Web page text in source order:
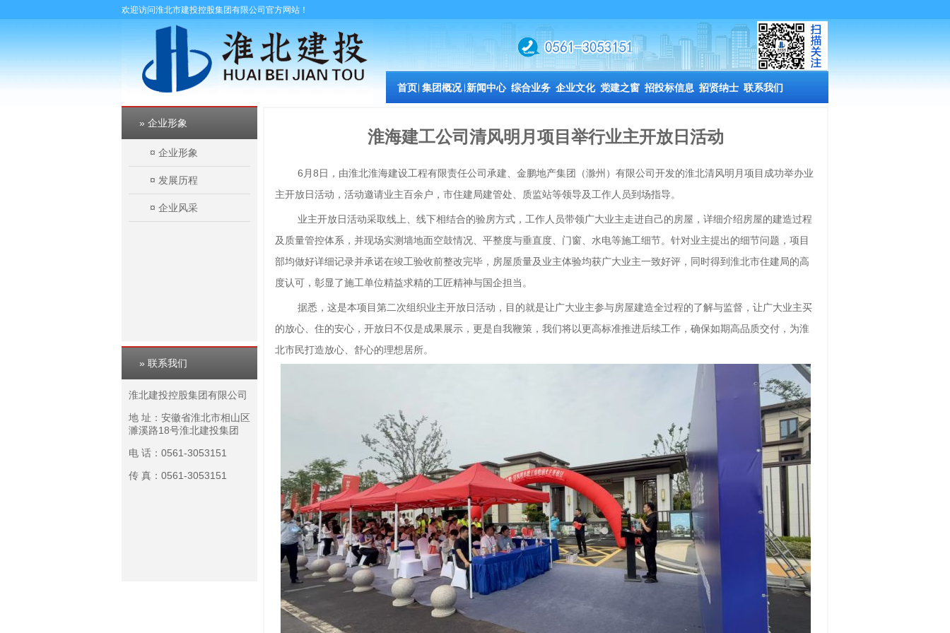
欢迎访问淮北市建投控股集团有限公司官方网站！
首页 集团概况 新闻中心 综合业务 企业文化 党建之窗 招投标信息 招贤纳士 联系我们
» 企业形象
¤ 企业形象
¤ 发展历程
¤ 企业风采
» 联系我们
淮北建投控股集团有限公司
地 址：安徽省淮北市相山区
濉溪路18号淮北建投集团
电 话：0561-3053151
传 真：0561-3053151
淮海建工公司清风明月项目举行业主开放日活动
6月8日，由淮北淮海建设工程有限责任公司承建、金鹏地产集团（滁州）有限公司开发的淮北清风明月项目成功举办业
主开放日活动，活动邀请业主百余户，市住建局建管处、质监站等领导及工作人员到场指导。
业主开放日活动采取线上、线下相结合的验房方式，工作人员带领广大业主走进自己的房屋，详细介绍房屋的建造过程
及质量管控体系，并现场实测墙地面空鼓情况、平整度与垂直度、门窗、水电等施工细节。针对业主提出的细节问题，项目
部均做好详细记录并承诺在竣工验收前整改完毕，房屋质量及业主体验均获广大业主一致好评，同时得到淮北市住建局的高
度认可，彰显了施工单位精益求精的工匠精神与国企担当。
据悉，这是本项目第二次组织业主开放日活动，目的就是让广大业主参与房屋建造全过程的了解与监督，让广大业主买
的放心、住的安心，开放日不仅是成果展示，更是自我鞭策，我们将以更高标准推进后续工作，确保如期高品质交付，为淮
北市民打造放心、舒心的理想居所。